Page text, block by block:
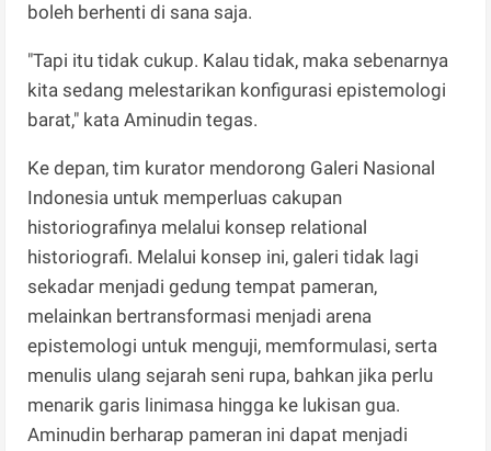
boleh berhenti di sana saja.
​"Tapi itu tidak cukup. Kalau tidak, maka sebenarnya
kita sedang melestarikan konfigurasi epistemologi
barat," kata Aminudin tegas.
​Ke depan, tim kurator mendorong Galeri Nasional
Indonesia untuk memperluas cakupan
historiografinya melalui konsep relational
historiografi. Melalui konsep ini, galeri tidak lagi
sekadar menjadi gedung tempat pameran,
melainkan bertransformasi menjadi arena
epistemologi untuk menguji, memformulasi, serta
menulis ulang sejarah seni rupa, bahkan jika perlu
menarik garis linimasa hingga ke lukisan gua.
Aminudin berharap pameran ini dapat menjadi